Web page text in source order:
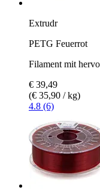
Extrudr
PETG Feuerrot
Filament mit
€ 39,49
(€ 35,90 / kg)
4.8 (6)